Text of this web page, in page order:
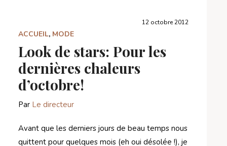
12 octobre 2012
ACCUEIL, MODE
Look de stars: Pour les
dernières chaleurs
d’octobre!
Par Le directeur
Avant que les derniers jours de beau temps nous
quittent pour quelques mois (eh oui désolée !), je